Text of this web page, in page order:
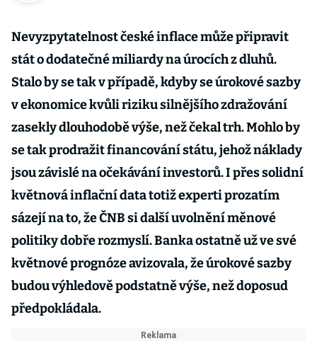
Nevyzpytatelnost české inflace může připravit
stát o dodatečné miliardy na úrocích z dluhů.
Stalo by se tak v případě, kdyby se úrokové sazby
v ekonomice kvůli riziku silnějšího zdražování
zasekly dlouhodobě výše, než čekal trh. Mohlo by
se tak prodražit financování státu, jehož náklady
jsou závislé na očekávání investorů. I přes solidní
květnová inflační data totiž experti prozatím
sázejí na to, že ČNB si další uvolnění měnové
politiky dobře rozmyslí. Banka ostatně už ve své
květnové prognóze avizovala, že úrokové sazby
budou výhledově podstatně výše, než doposud
předpokládala.